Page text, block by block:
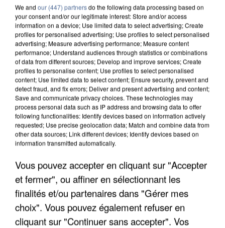
UN SECOND CADRE DE LA DZ MAFIA
INTERPELLÉ EN ALGÉRIE
We and our (447) partnersdo the following data processing based on
your consent and/or our legitimate interest: Store and/or access
information on a device; Use limited data to select advertising; Create
profiles for personalised advertising; Use profiles to select personalised
advertising; Measure advertising performance; Measure content
performance; Understand audiences through statistics or combinations
of data from different sources; Develop and improve services; Create
profiles to personalise content; Use profiles to select personalised
content; Use limited data to select content; Ensure security, prevent and
detect fraud, and fix errors; Deliver and present advertising and content;
Save and communicate privacy choices. These technologies may
process personal data such as IP address and browsing data to offer
following functionalities: Identify devices based on information actively
requested; Use precise geolocation data; Match and combine data from
other data sources; Link different devices; Identify devices based on
information transmitted automatically.
Vous pouvez accepter en cliquant sur "Accepter
et fermer", ou affiner en sélectionnant les
finalités et/ou partenaires dans "Gérer mes
choix". Vous pouvez également refuser en
cliquant sur "Continuer sans accepter". Vos